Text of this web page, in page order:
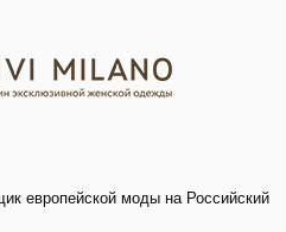
европейской моды на Российский